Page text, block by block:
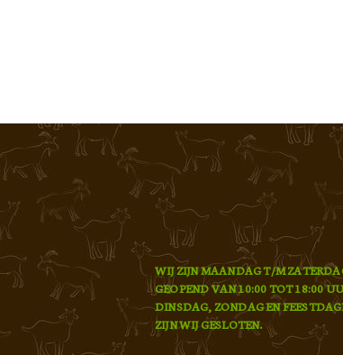
WIJ ZIJN MAANDAG T/M
GEOPEND VAN 10:00 TOT 18:00
DINSDAG, ZONDAG EN
ZIJN WIJ GESLOTEN.